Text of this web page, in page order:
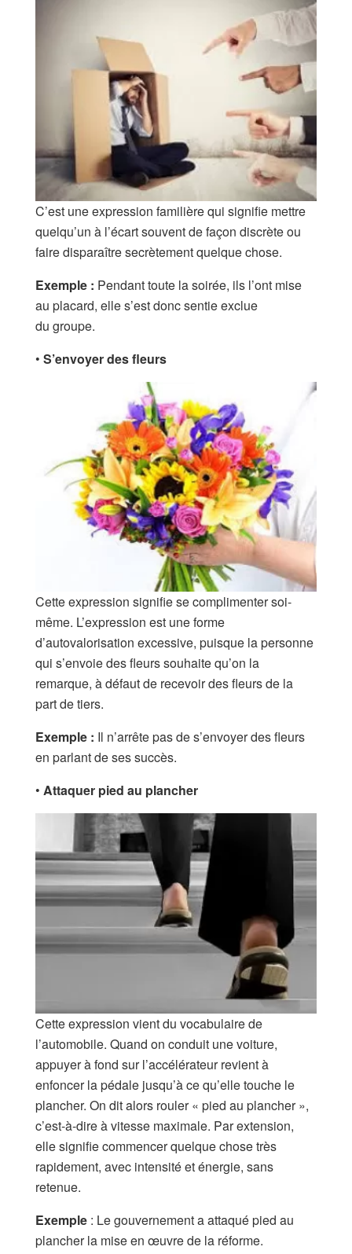
C’est une expression familière qui signifie mettre
quelqu’un à l’écart souvent de façon discrète ou
faire disparaître secrètement quelque chose.
Exemple : Pendant toute la soirée, ils l’ont mise
au placard, elle s’est donc sentie exclue
du groupe.
• S’envoyer des fleurs
Cette expression signifie se complimenter soi-
même. L’expression est une forme
d’autovalorisation excessive, puisque la personne
qui s’envoie des fleurs souhaite qu’on la
remarque, à défaut de recevoir des fleurs de la
part de tiers.
Exemple : Il n’arrête pas de s’envoyer des fleurs
en parlant de ses succès.
• Attaquer pied au plancher
Cette expression vient du vocabulaire de
l’automobile. Quand on conduit une voiture,
appuyer à fond sur l’accélérateur revient à
enfoncer la pédale jusqu’à ce qu’elle touche le
plancher. On dit alors rouler « pied au plancher »,
c’est-à-dire à vitesse maximale. Par extension,
elle signifie commencer quelque chose très
rapidement, avec intensité et énergie, sans
retenue.
Exemple : Le gouvernement a attaqué pied au
plancher la mise en œuvre de la réforme.